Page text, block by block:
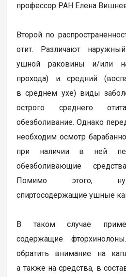
профессор РАН Елена
Второй по
отит. Различают
ушной раковины и/или
прохода) и средний
в среднем ухе) виды
острого среднего
обезболивание. Однако
необходим осмотр
при наличии в ней
обезболивающие
Помимо этого,
спиртосодержащие ушные
В таком случае
содержащие
обратить внимание на
а также на средства, в